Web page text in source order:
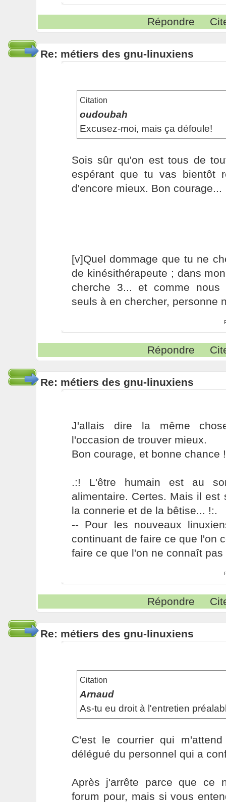
Répondre
Re: métiers des gnu-linuxiens
Citation
oudoubah
Excusez-moi, mais ça défoule!
Sois sûr qu'on est tous de
espérant que tu vas bientôt
d'encore mieux. Bon courage...
[v]Quel dommage que tu ne
de kinésithérapeute ; dans
cherche 3... et comme
seuls à en chercher, personne
Répondre
Re: métiers des gnu-linuxiens
J'allais dire la même
l'occasion de trouver mieux.
Bon courage, et bonne chance !
.:! L'être humain est au
alimentaire. Certes. Mais il est
la connerie et de la bêtise... !:.
-- Pour les nouveaux
continuant de faire ce que l'on
faire ce que l'on ne connaît pas
Répondre
Re: métiers des gnu-linuxiens
Citation
Arnaud
As-tu eu droit à l'entretien
C'est le courrier qui
délégué du personnel qui a
Après j'arrête parce que ce
forum pour, mais si vous